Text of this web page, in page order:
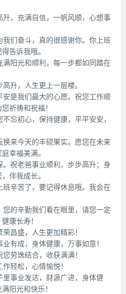
，充满自信，一帆风顺，心想事
们奋斗，真的很感谢你。你上班
告诉我哦。
阳光和顺利，每一步都如同踏在
升，人生更上一层楼。
是我们最大的心愿。祝您工作顺
祈祷和祝福！
忘初心，保持健康，平平安安，
来今天的丰硕果实。愿您在未来
幸福美满。
祝老爸事业顺利，步步高升；身
伴我成长。
辛苦了，要记得休息哦。我会在
的辛勤我们看在眼里，请您一定
康长寿！
昌盛，人生更加精彩！
有成，身体健康，万事如意！
劳逸结合，收获满满！
轻松，心情愉悦！
事业发达，财源广进，身体健
阳光和快乐！